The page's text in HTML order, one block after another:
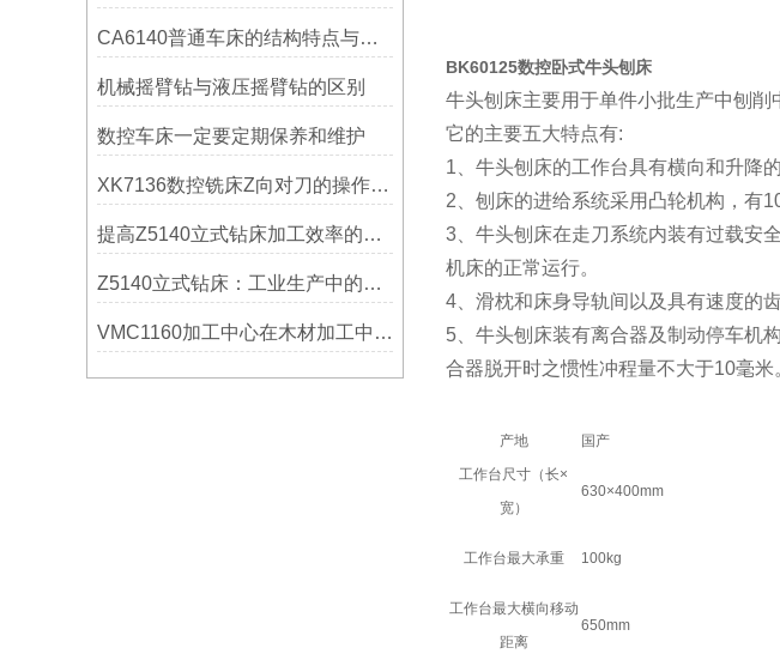
CA6140普通车床的结构特点与工作原理解析
机械摇臂钻与液压摇臂钻的区别
数控车床一定要定期保养和维护
XK7136数控铣床Z向对刀的操作方法
提高Z5140立式钻床加工效率的改进措施
Z5140立式钻床：工业生产中的得力助手
VMC1160加工中心在木材加工中的应用
BK60125数控卧式牛头刨床
牛头刨床主要用于单件小批生产中刨削
它的主要五大特点有:
1、牛头刨床的工作台具有横向和升降
2、刨床的进给系统采用凸轮机构，有
3、牛头刨床在走刀系统内装有过载安
机床的正常运行。
4、滑枕和床身导轨间以及具有速度的
5、牛头刨床装有离合器及制动停车机
合器脱开时之惯性冲程量不大于10毫米
产地 国产
工作台尺寸（长×
宽）
630×400mm
工作台最大承重 100kg
工作台最大横向移动
距离
650mm